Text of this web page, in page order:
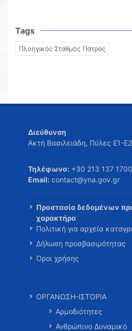
Tags
Πλοηγικός Σταθμός Πάτρας
Διεύθυνση
Ακτή Βασιλειάδη, Πύλες Ε1-
Τηλέφωνο: +30 213 137 1700
Email: contact@yna.gov.gr
Προστασία δεδομένων
χαρακτήρα
Πολιτική για αρχεία
Δήλωση προσβασιμότητας
Όροι χρήσης
ΟΡΓΑΝΩΣΗ-ΙΣΤΟΡΙΑ
Αρμοδιότητες
Ανθρώπινο Δυναμικό